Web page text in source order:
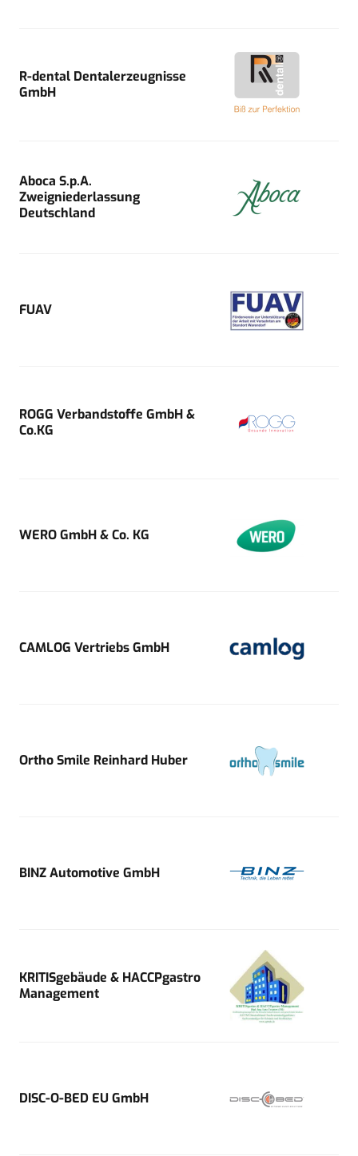
R-dental Dentalerzeugnisse
GmbH
Aboca S.p.A.
Zweigniederlassung
Deutschland
FUAV
ROGG Verbandstoffe GmbH &
Co.KG
WERO GmbH & Co. KG
CAMLOG Vertriebs GmbH
Ortho Smile Reinhard Huber
BINZ Automotive GmbH
KRITISgebäude & HACCPgastro
Management
DISC-O-BED EU GmbH